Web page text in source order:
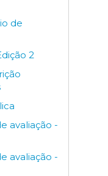
de
2
avaliação -
avaliação -